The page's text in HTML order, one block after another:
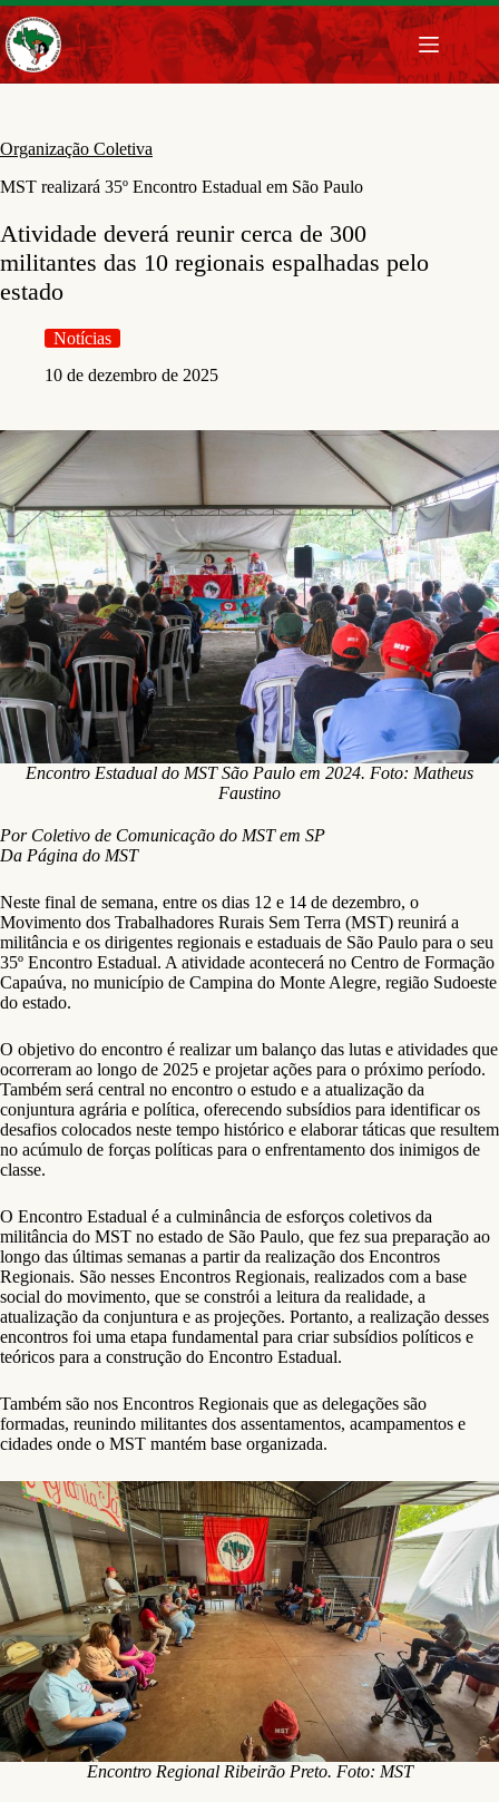
Pular
para
o
conteúdo
Organização Coletiva
MST realizará 35º Encontro Estadual em São Paulo
Atividade deverá reunir cerca de 300
militantes das 10 regionais espalhadas pelo
estado
Notícias
10 de dezembro de 2025
Encontro Estadual do MST São Paulo em 2024. Foto: Matheus
Faustino
Por Coletivo de Comunicação do MST em SP
Da Página do MST
Neste final de semana, entre os dias 12 e 14 de dezembro, o
Movimento dos Trabalhadores Rurais Sem Terra (MST) reunirá a
militância e os dirigentes regionais e estaduais de São Paulo para o seu
35º Encontro Estadual. A atividade acontecerá no Centro de Formação
Capaúva, no município de Campina do Monte Alegre, região Sudoeste
do estado.
O objetivo do encontro é realizar um balanço das lutas e atividades que
ocorreram ao longo de 2025 e projetar ações para o próximo período.
Também será central no encontro o estudo e a atualização da
conjuntura agrária e política, oferecendo subsídios para identificar os
desafios colocados neste tempo histórico e elaborar táticas que resultem
no acúmulo de forças políticas para o enfrentamento dos inimigos de
classe.
O Encontro Estadual é a culminância de esforços coletivos da
militância do MST no estado de São Paulo, que fez sua preparação ao
longo das últimas semanas a partir da realização dos Encontros
Regionais. São nesses Encontros Regionais, realizados com a base
social do movimento, que se constrói a leitura da realidade, a
atualização da conjuntura e as projeções. Portanto, a realização desses
encontros foi uma etapa fundamental para criar subsídios políticos e
teóricos para a construção do Encontro Estadual.
Também são nos Encontros Regionais que as delegações são
formadas, reunindo militantes dos assentamentos, acampamentos e
cidades onde o MST mantém base organizada.
Encontro Regional Ribeirão Preto. Foto: MST